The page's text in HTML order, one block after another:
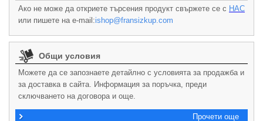
Ако не може да откриете търсения продукт свържете се с НАС
или пишете на e-mail:ishop@fransizkup.com
Общи условия
Можете да се запознаете детайлно с условията за продажба и
за доставка в сайта. Информация за поръчка, преди
сключването на договора и още.
Прочети още